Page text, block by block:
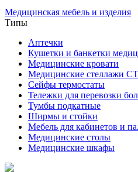
Медицинская мебель и изделия
Типы
Аптечки
Кушетки и банкетки
Медицинские кровати
Медицинские стеллажи
Сейфы термостаты
Тележки для перевозки
Тумбы подкатные
Ширмы и стойки
Мебель для кабинетов и
Медицинские столы
Медицинские шкафы